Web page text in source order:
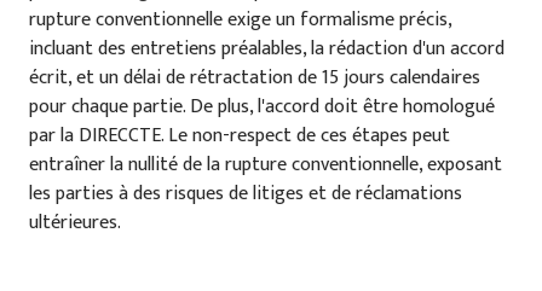
rupture conventionnelle exige un formalisme précis,
incluant des entretiens préalables, la rédaction d'un accord
écrit, et un délai de rétractation de 15 jours calendaires
pour chaque partie. De plus, l'accord doit être homologué
par la DIRECCTE. Le non-respect de ces étapes peut
entraîner la nullité de la rupture conventionnelle, exposant
les parties à des risques de litiges et de réclamations
ultérieures.